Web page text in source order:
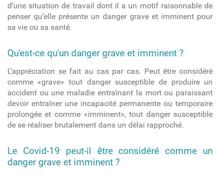
d’une situation de travail dont il a un motif raisonnable de
penser qu’elle présente un danger grave et imminent pour
sa vie ou sa santé.
Qu'est-ce qu'un danger grave et imminent ?
L’appréciation se fait au cas par cas. Peut être considéré
comme «grave» tout danger susceptible de produire un
accident ou une maladie entraînant la mort ou paraissant
devoir entraîner une incapacité permanente ou temporaire
prolongée et comme «imminent», tout danger susceptible
de se réaliser brutalement dans un délai rapproché.
Le Covid-19 peut-il être considéré comme un
danger grave et imminent ?